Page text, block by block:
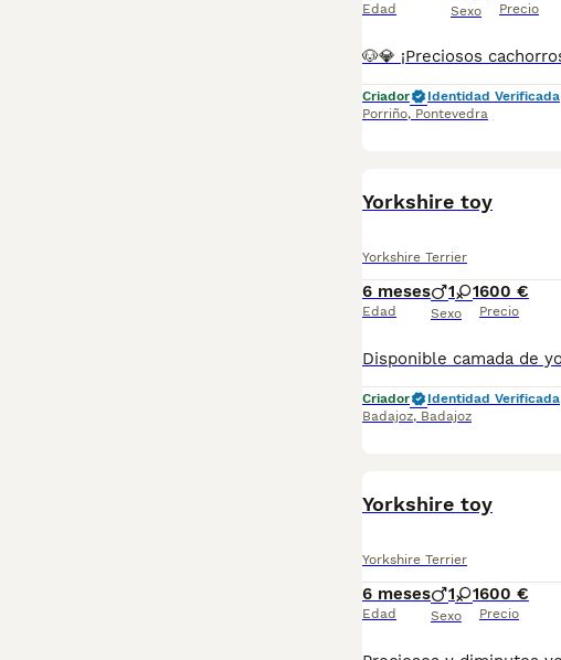
Edad Sexo Precio
Criador
Identidad Verificada
Porriño, Pontevedra
Yorkshire toy
Yorkshire Terrier
6 meses
Edad
1 1
Sexo
600 €
Precio
Criador
Identidad Verificada
Badajoz, Badajoz
Yorkshire toy
Yorkshire Terrier
6 meses
Edad
1 1
Sexo
600 €
Precio